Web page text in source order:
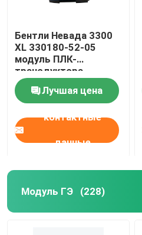
Бентли Невада 3300
XL 330180-52-05
модуль ПЛК-
трансдуктора
близости
Лучшая цена
контактные
данные
Модуль ГЭ (228)